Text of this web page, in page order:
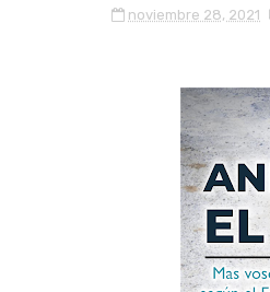
noviembre 28, 2021